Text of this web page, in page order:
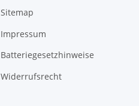
Sitemap
Impressum
Batteriegesetzhinweise
Widerrufsrecht